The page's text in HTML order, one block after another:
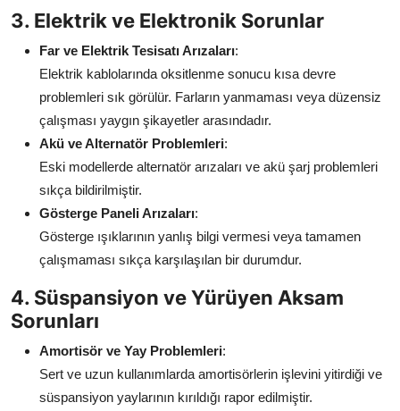
3. Elektrik ve Elektronik Sorunlar
Far ve Elektrik Tesisatı Arızaları:
Elektrik kablolarında oksitlenme sonucu kısa devre
problemleri sık görülür. Farların yanmaması veya düzensiz
çalışması yaygın şikayetler arasındadır.
Akü ve Alternatör Problemleri:
Eski modellerde alternatör arızaları ve akü şarj problemleri
sıkça bildirilmiştir.
Gösterge Paneli Arızaları:
Gösterge ışıklarının yanlış bilgi vermesi veya tamamen
çalışmaması sıkça karşılaşılan bir durumdur.
4. Süspansiyon ve Yürüyen Aksam
Sorunları
Amortisör ve Yay Problemleri:
Sert ve uzun kullanımlarda amortisörlerin işlevini yitirdiği ve
süspansiyon yaylarının kırıldığı rapor edilmiştir.